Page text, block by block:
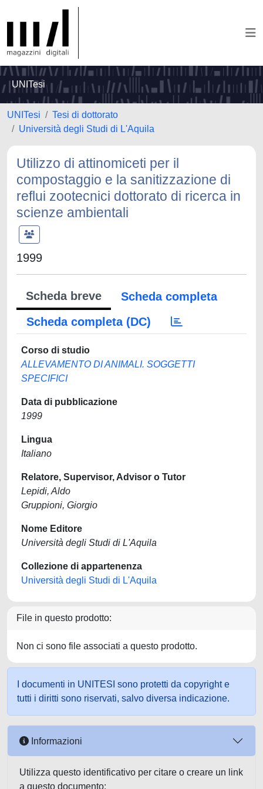
UNITesi
UNITesi
Tesi di dottorato
Università degli Studi di L'Aquila
Utilizzo di attinomiceti per il
compostaggio e la sanitizzazione di
reflui zootecnici dottorato di ricerca in
scienze ambientali
1999
Scheda breve
Scheda completa
Scheda completa (DC)
Corso di studio
ALLEVAMENTO DI ANIMALI. SOGGETTI
SPECIFICI
Data di pubblicazione
1999
Lingua
Italiano
Relatore, Supervisor, Advisor o Tutor
Lepidi, Aldo
Gruppioni, Giorgio
Nome Editore
Università degli Studi di L'Aquila
Collezione di appartenenza
Università degli Studi di L'Aquila
File in questo prodotto:
Non ci sono file associati a questo prodotto.
I documenti in UNITESI sono protetti da copyright e
tutti i diritti sono riservati, salvo diversa indicazione.
Informazioni
Utilizza questo identificativo per citare o creare un link
a questo documento: